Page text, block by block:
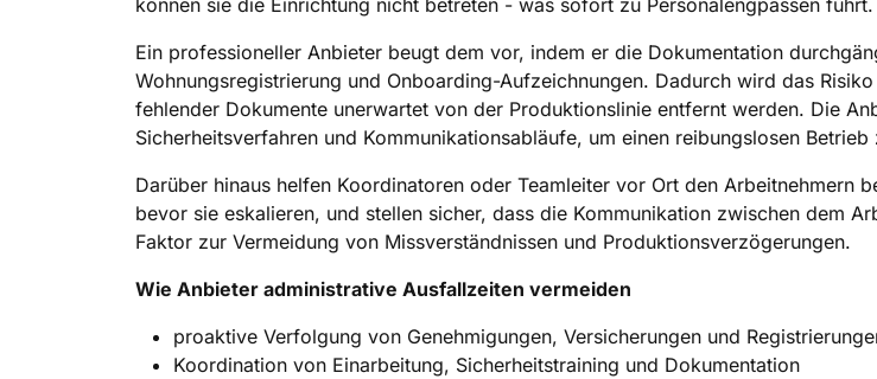
können sie die Einrichtung nicht betreten - was sofort zu Personalengpässen führt.
Ein professioneller Anbieter beugt dem vor, indem er die Dokumentation
Wohnungsregistrierung und Onboarding-Aufzeichnungen. Dadurch wird das
fehlender Dokumente unerwartet von der Produktionslinie entfernt werden. Die
Sicherheitsverfahren und Kommunikationsabläufe, um einen reibungslosen Betrieb
Darüber hinaus helfen Koordinatoren oder Teamleiter vor Ort den Arbeitnehmern
bevor sie eskalieren, und stellen sicher, dass die Kommunikation zwischen dem
Faktor zur Vermeidung von Missverständnissen und Produktionsverzögerungen.
Wie Anbieter administrative Ausfallzeiten vermeiden
proaktive Verfolgung von Genehmigungen, Versicherungen und
Koordination von Einarbeitung, Sicherheitstraining und Dokumentation